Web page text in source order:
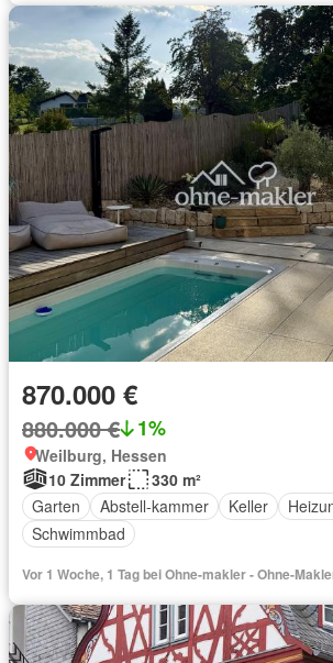
870.000 €
880.000 € 1%
Weilburg, Hessen
10 Zimmer
330 m²
Garten
Abstell-kammer Keller
Schwimmbad
Vor 1 Woche, 1 Tag bei Ohne-makler - Ohne-